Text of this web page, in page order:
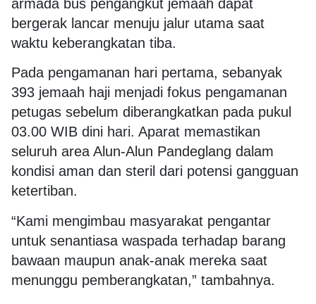
armada bus pengangkut jemaah dapat
bergerak lancar menuju jalur utama saat
waktu keberangkatan tiba.
Pada pengamanan hari pertama, sebanyak
393 jemaah haji menjadi fokus pengamanan
petugas sebelum diberangkatkan pada pukul
03.00 WIB dini hari. Aparat memastikan
seluruh area Alun-Alun Pandeglang dalam
kondisi aman dan steril dari potensi gangguan
ketertiban.
“Kami mengimbau masyarakat pengantar
untuk senantiasa waspada terhadap barang
bawaan maupun anak-anak mereka saat
menunggu pemberangkatan,” tambahnya.